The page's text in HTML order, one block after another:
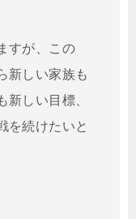
すが、この
新しい家族も
新しい目標、
を続けたいと